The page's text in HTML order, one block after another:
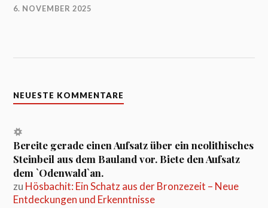
6. NOVEMBER 2025
NEUESTE KOMMENTARE
Bereite gerade einen Aufsatz über ein neolithisches
Steinbeil aus dem Bauland vor. Biete den Aufsatz
dem `Odenwald`an.
zu Hösbachit: Ein Schatz aus der Bronzezeit – Neue
Entdeckungen und Erkenntnisse